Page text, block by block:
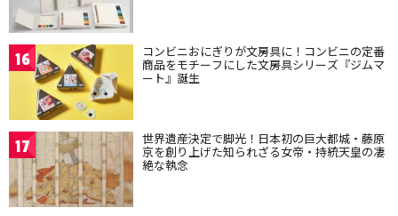
16 コンビニおにぎりが文房具に！コンビニの定番
商品をモチーフにした文房具シリーズ『ジムマ
ート』誕生
17 世界遺産決定で脚光！日本初の巨大都城・藤原
京を創り上げた知られざる女帝・持統天皇の凄
絶な執念